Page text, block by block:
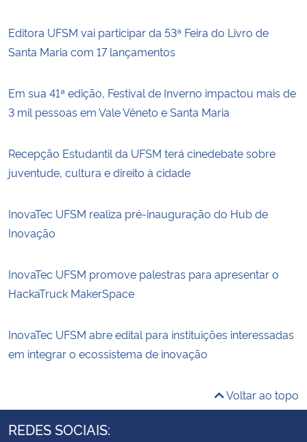
Editora UFSM vai participar da 53ª Feira do Livro de
Santa Maria com 17 lançamentos
Em sua 41ª edição, Festival de Inverno impactou mais de
3 mil pessoas em Vale Vêneto e Santa Maria
Recepção Estudantil da UFSM terá cinedebate sobre
juventude, cultura e direito à cidade
InovaTec UFSM realiza pré-inauguração do Hub de
Inovação
InovaTec UFSM promove palestras para apresentar o
HackaTruck MakerSpace
InovaTec UFSM abre edital para instituições interessadas
em integrar o ecossistema de inovação
Voltar ao topo
REDES SOCIAIS: